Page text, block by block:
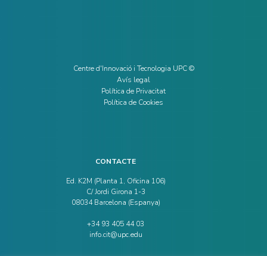
Centre d'Innovació i Tecnologia UPC ©
Avís legal
Política de Privacitat
Política de Cookies
CONTACTE
Ed. K2M (Planta 1, Oficina 106)
C/ Jordi Girona 1-3
08034 Barcelona (Espanya)
+34 93 405 44 03
info.cit@upc.edu